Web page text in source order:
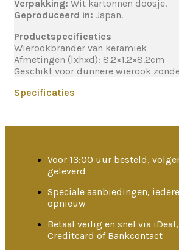
Verpakking: Wit kartonnen doosje.
Geproduceerd in: Japan.
Productspecificaties
Wierookbrander van keramiek
Afmetingen (lxhxd): 8.2×1.2×8.2cm
Geschikt voor dunnere wierook
Specificaties
Voor 13:00 uur besteld,
geleverd
Speciale aanbiedingen,
opnieuw
Betaal veilig en snel via iDeal,
Creditcard of Bankcontact